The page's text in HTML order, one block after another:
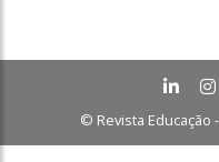
© Revista